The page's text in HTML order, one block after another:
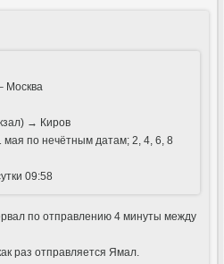
Москва
→ Киров
мая по нечётным датам; 2, 4, 6, 8
09:58
по отправлению 4 минуты между
раз отправляется Ямал.